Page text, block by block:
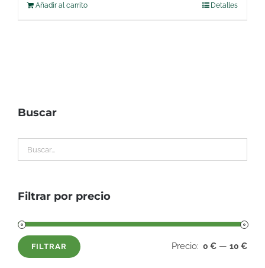
Añadir al carrito Detalles
Buscar
Filtrar por precio
Precio
Precio
FILTRAR Precio: 0 € — 10 €